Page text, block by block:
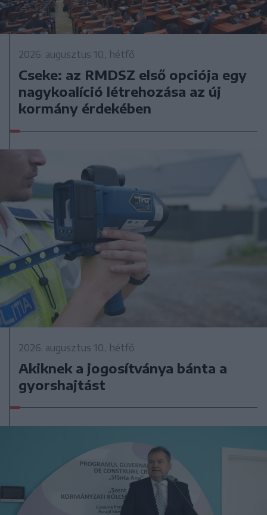
2026. augusztus 10., hétfő
Cseke: az RMDSZ első opciója egy
nagykoalíció létrehozása az új
kormány érdekében
2026. augusztus 10., hétfő
Akiknek a jogosítványa bánta a
gyorshajtást